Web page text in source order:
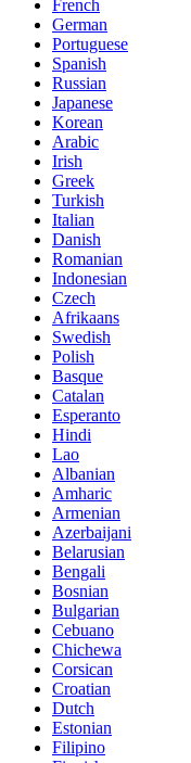
French
German
Portuguese
Spanish
Russian
Japanese
Korean
Arabic
Irish
Greek
Turkish
Italian
Danish
Romanian
Indonesian
Czech
Afrikaans
Swedish
Polish
Basque
Catalan
Esperanto
Hindi
Lao
Albanian
Amharic
Armenian
Azerbaijani
Belarusian
Bengali
Bosnian
Bulgarian
Cebuano
Chichewa
Corsican
Croatian
Dutch
Estonian
Filipino